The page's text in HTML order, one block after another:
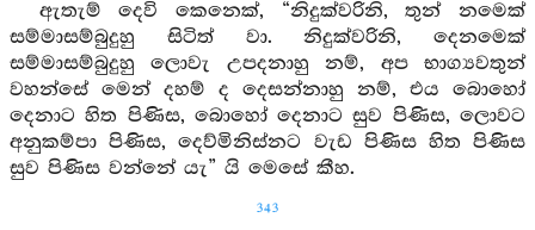
ඇතැම් දෙවි කෙනෙක්, “නිදුක්වරිනි, තුන් නමෙක්
සම්මාසම්බුදුහු සිටිත් වා. නිදුක්වරිනි, දෙනමෙක්
සම්මාසම්බුදුහු ලොවැ උපදනාහු නම්, අප භාග්‍යවතුන්
වහන්සේ මෙන් දහම් ද දෙසන්නාහු නම්, එය බොහෝ
දෙනාට හිත පිණිස, බොහෝ දෙනාට සුව පිණිස, ලොවට
අනුකම්පා පිණිස, දෙව්මිනිස්නට වැඩ පිණිස හිත පිණිස
සුව පිණිස වන්නේ යැ” යි මෙසේ කීහ.
343